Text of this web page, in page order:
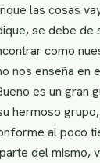
las cosas
se debe de
como
nos enseña en
es un gran
hermoso
al poco
del mismo,